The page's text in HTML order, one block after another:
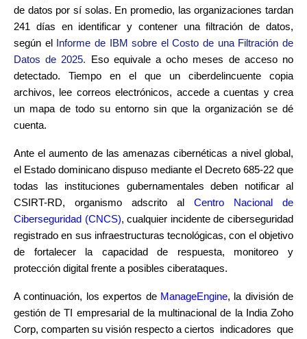
de datos por sí solas. En promedio, las organizaciones tardan
241 días en identificar y contener una filtración de datos,
según el Informe de IBM sobre el Costo de una Filtración de
Datos de 2025. Eso equivale a ocho meses de acceso no
detectado. Tiempo en el que un ciberdelincuente copia
archivos, lee correos electrónicos, accede a cuentas y crea
un mapa de todo su entorno sin que la organización se dé
cuenta.
Ante el aumento de las amenazas cibernéticas a nivel global,
el Estado dominicano dispuso mediante el Decreto 685-22 que
todas las instituciones gubernamentales deben notificar al
CSIRT-RD, organismo adscrito al Centro Nacional de
Ciberseguridad (CNCS), cualquier incidente de ciberseguridad
registrado en sus infraestructuras tecnológicas, con el objetivo
de fortalecer la capacidad de respuesta, monitoreo y
protección digital frente a posibles ciberataques.
A continuación, los expertos de ManageEngine, la división de
gestión de TI empresarial de la multinacional de la India Zoho
Corp, comparten su visión respecto a ciertos indicadores que